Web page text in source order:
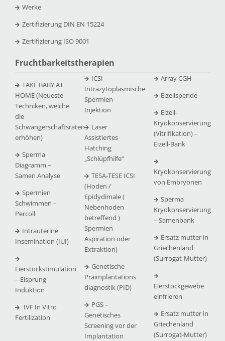
Werke
Zertifizierung DIN EN 15224
Zertifizierung ISO 9001
Fruchtbarkeitstherapien
TAKE BABY AT
HOME (Neueste
Techniken, welche
die
Schwangerschaftsraten
erhöhen)
Sperma
Diagramm –
Samen Analyse
Spermien
Schwimmen –
Percoll
Intrauterine
Insemination (IUI)
Eierstockstimulation
– Eisprung
Induktion
IVF In Vitro
Fertilization
ICSI
Intrazytoplasmische
Spermien
Injektion
Laser
Assistiertes
Hatching
„Schlüpfhilfe“
TESA-TESE ICSI
(Hoden /
Epidydimale (
Nebenhoden
betreffend )
Spermien
Aspiration oder
Extraktion)
Genetische
Präimplantations
diagnostik (PID)
PGS –
Genetisches
Screening vor der
Implantation
Array CGH
Eizellspende
Eizell-
Kryokonservierung
(Vitrifikation) –
Eizell-Bank
Kryokonservierung
von Embryonen
Sperma
Kryokonservierung
– Samenbank
Ersatz mutter in
Griechenland
(Surrogat-Mutter)
Eierstockgewebe
einfrieren
Ersatz mutter in
Griechenland
(Surrogat-Mutter)